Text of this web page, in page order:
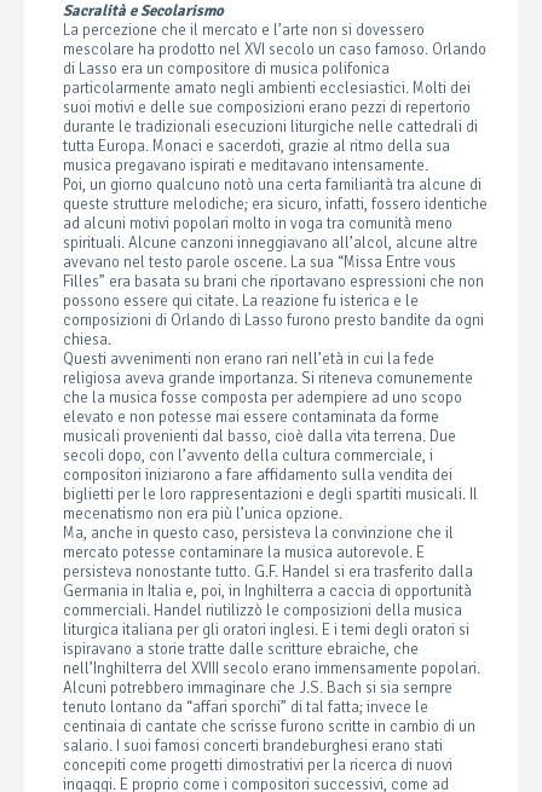
Sacralità e Secolarismo
La percezione che il mercato e l’arte non si dovessero
mescolare ha prodotto nel XVI secolo un caso famoso. Orlando
di Lasso era un compositore di musica polifonica
particolarmente amato negli ambienti ecclesiastici. Molti dei
suoi motivi e delle sue composizioni erano pezzi di repertorio
durante le tradizionali esecuzioni liturgiche nelle cattedrali di
tutta Europa. Monaci e sacerdoti, grazie al ritmo della sua
musica pregavano ispirati e meditavano intensamente.
Poi, un giorno qualcuno notò una certa familiarità tra alcune di
queste strutture melodiche; era sicuro, infatti, fossero identiche
ad alcuni motivi popolari molto in voga tra comunità meno
spirituali. Alcune canzoni inneggiavano all’alcol, alcune altre
avevano nel testo parole oscene. La sua “Missa Entre vous
Filles” era basata su brani che riportavano espressioni che non
possono essere qui citate. La reazione fu isterica e le
composizioni di Orlando di Lasso furono presto bandite da ogni
chiesa.
Questi avvenimenti non erano rari nell’età in cui la fede
religiosa aveva grande importanza. Si riteneva comunemente
che la musica fosse composta per adempiere ad uno scopo
elevato e non potesse mai essere contaminata da forme
musicali provenienti dal basso, cioè dalla vita terrena. Due
secoli dopo, con l’avvento della cultura commerciale, i
compositori iniziarono a fare affidamento sulla vendita dei
biglietti per le loro rappresentazioni e degli spartiti musicali. Il
mecenatismo non era più l’unica opzione.
Ma, anche in questo caso, persisteva la convinzione che il
mercato potesse contaminare la musica autorevole. E
persisteva nonostante tutto. G.F. Handel si era trasferito dalla
Germania in Italia e, poi, in Inghilterra a caccia di opportunità
commerciali. Handel riutilizzò le composizioni della musica
liturgica italiana per gli oratori inglesi. E i temi degli oratori si
ispiravano a storie tratte dalle scritture ebraiche, che
nell’Inghilterra del XVIII secolo erano immensamente popolari.
Alcuni potrebbero immaginare che J.S. Bach si sia sempre
tenuto lontano da “affari sporchi” di tal fatta; invece le
centinaia di cantate che scrisse furono scritte in cambio di un
salario. I suoi famosi concerti brandeburghesi erano stati
concepiti come progetti dimostrativi per la ricerca di nuovi
ingaggi. E proprio come i compositori successivi, come ad